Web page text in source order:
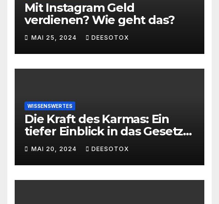
Mit Instagram Geld
verdienen? Wie geht das?
MAI 25, 2024 DEESOTOX
WISSENSWERTES
Die Kraft des Karmas: Ein
tiefer Einblick in das Gesetz
von Ursache und Wirkung
MAI 20, 2024 DEESOTOX